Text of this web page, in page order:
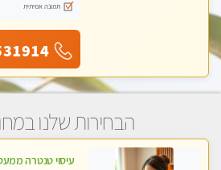
תמונה אמיתית
הבחירות שלנו